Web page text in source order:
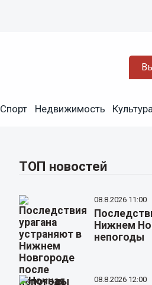
Спорт Недвижимость
ТОП новостей
08.8.2026 11:00
Нижнем
непогоды
08.8.2026 12:00